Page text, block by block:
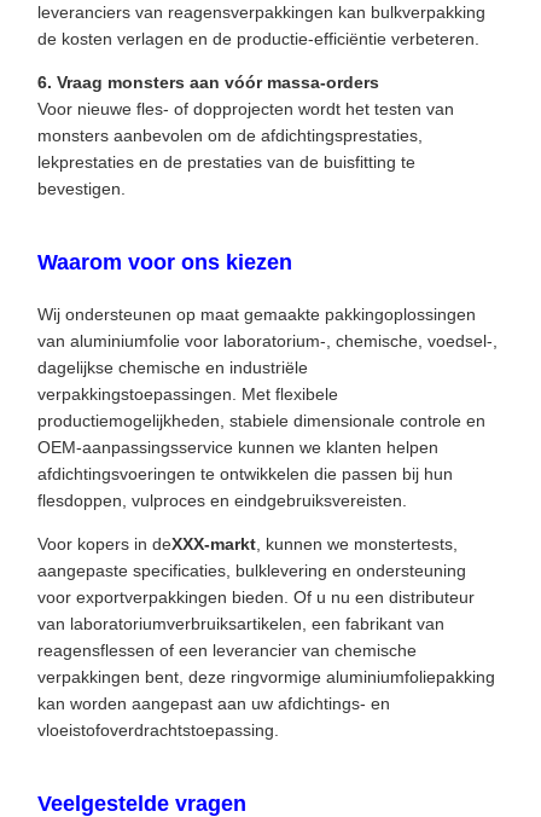
leveranciers van reagensverpakkingen kan bulkverpakking
de kosten verlagen en de productie-efficiëntie verbeteren.
6. Vraag monsters aan vóór massa-orders
Voor nieuwe fles- of dopprojecten wordt het testen van
monsters aanbevolen om de afdichtingsprestaties,
lekprestaties en de prestaties van de buisfitting te
bevestigen.
Waarom voor ons kiezen
Wij ondersteunen op maat gemaakte pakkingoplossingen
van aluminiumfolie voor laboratorium-, chemische, voedsel-,
dagelijkse chemische en industriële
verpakkingstoepassingen. Met flexibele
productiemogelijkheden, stabiele dimensionale controle en
OEM-aanpassingsservice kunnen we klanten helpen
afdichtingsvoeringen te ontwikkelen die passen bij hun
flesdoppen, vulproces en eindgebruiksvereisten.
Voor kopers in deXXX-markt , kunnen we monstertests,
aangepaste specificaties, bulklevering en ondersteuning
voor exportverpakkingen bieden. Of u nu een distributeur
van laboratoriumverbruiksartikelen, een fabrikant van
reagensflessen of een leverancier van chemische
verpakkingen bent, deze ringvormige aluminiumfoliepakking
kan worden aangepast aan uw afdichtings- en
vloeistofoverdrachtstoepassing.
Veelgestelde vragen